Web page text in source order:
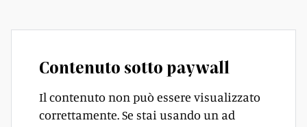
Contenuto sotto paywall
Il contenuto non può essere visualizzato
correttamente. Se stai usando un ad